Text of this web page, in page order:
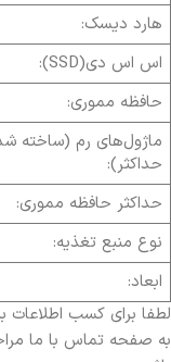
هارد دیسک:
اس اس دی(SSD):
حافظه مموری:
ماژول‌های رم (ساخته
حداکثر):
حداکثر حافظه مموری:
نوع منبع تغذیه:
ابعاد:
لطفا برای کسب
به صفحه تماس با ما